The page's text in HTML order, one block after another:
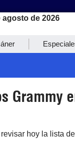
agosto de 2026
Grammy
hoy la lista